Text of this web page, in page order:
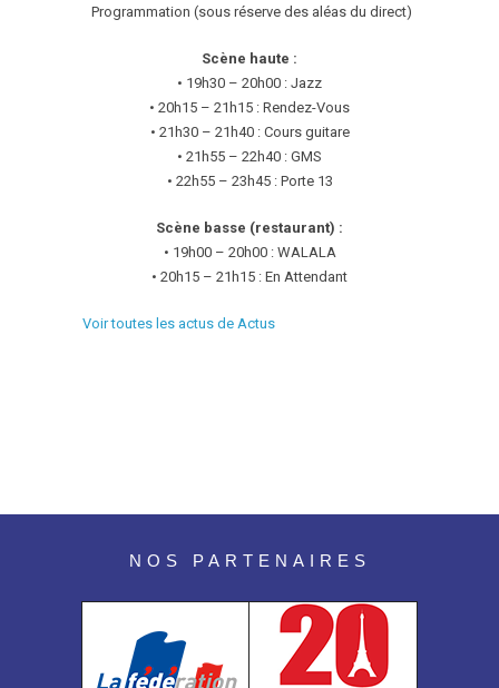
Programmation (sous réserve des aléas du direct)
Scène haute :
• 19h30 – 20h00 : Jazz
• 20h15 – 21h15 : Rendez-Vous
• 21h30 – 21h40 : Cours guitare
• 21h55 – 22h40 : GMS
• 22h55 – 23h45 : Porte 13
Scène basse (restaurant) :
• 19h00 – 20h00 : WALALA
• 20h15 – 21h15 : En Attendant
Voir toutes les actus de Actus
NOS PARTENAIRES